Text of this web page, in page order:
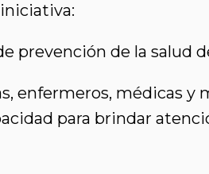
prevención de la salud
enfermeros, médicas y
para brindar